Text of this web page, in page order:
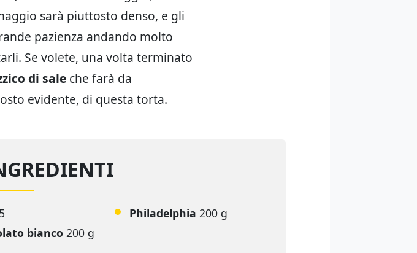
sarà piuttosto denso, e gli
pazienza andando molto
Se volete, una volta terminato
di sale che farà da
evidente, di questa torta.
5 Philadelphia 200 g
bianco 200 g